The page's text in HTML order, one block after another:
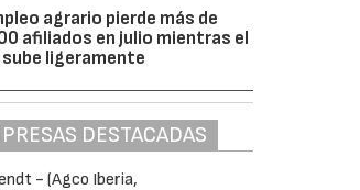
agrario pierde más de
afiliados en julio mientras el
ligeramente
DESTACADAS